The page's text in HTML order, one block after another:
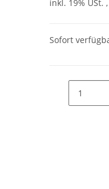
inkl. 19% USt.
Sofort